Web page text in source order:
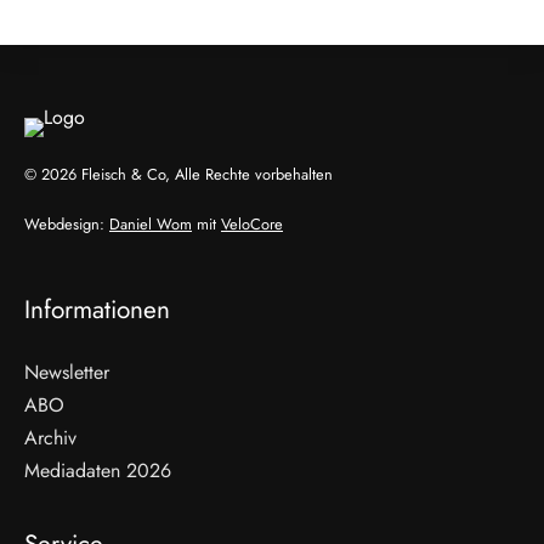
© 2026 Fleisch & Co, Alle Rechte vorbehalten
Webdesign: Daniel Wom mit VeloCore
Informationen
Newsletter
ABO
Archiv
Mediadaten 2026